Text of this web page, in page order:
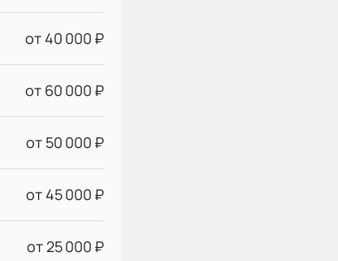
от 40 000 ₽
от 60 000 ₽
от 50 000 ₽
от 45 000 ₽
от 25 000 ₽